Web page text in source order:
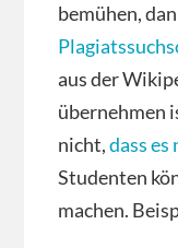
bemühen,
aus der
übernehmen
nicht,dass
Studenten
machen.